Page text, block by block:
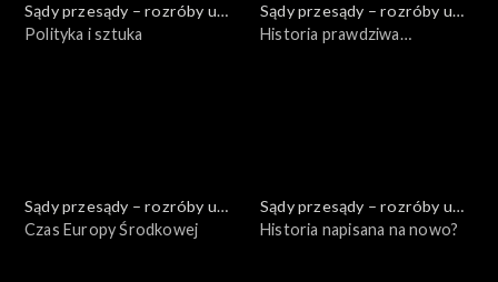
Sądy przesądy – rozróby u
Kuby
Polityka i sztuka
Sądy przesądy – rozróby u
Kuby
Historia prawdziwa
Sądy przesądy – rozróby u
Kuby
Czas Europy Środkowej
Sądy przesądy – rozróby u
Kuby
Historia napisana na nowo?